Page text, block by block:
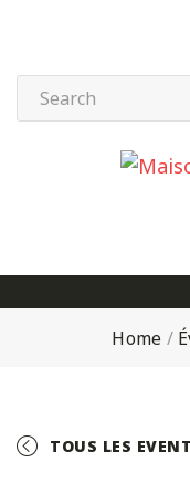
Home /
TOUS LES